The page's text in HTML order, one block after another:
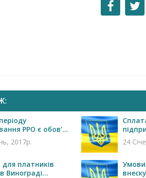
РРО є обов’...
2017р.
24
для платників
Винограді...
Умови